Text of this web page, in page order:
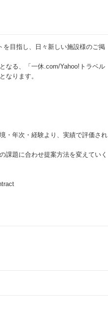
目指し、日々新しい施設様のご掲
なる、「一休.com/Yahoo!トラベル
なります。
年次・経験より、実績で評価され
課題に合わせ提案方法を変えていく